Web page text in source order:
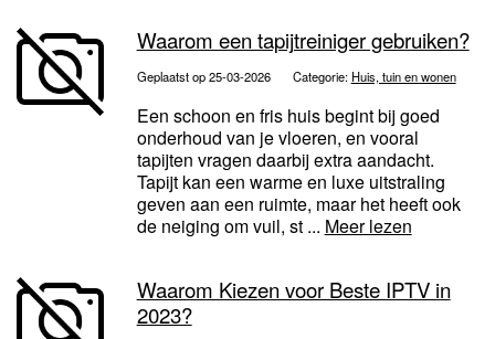
Waarom een tapijtreiniger gebruiken?
Geplaatst op 25-03-2026 Categorie: Huis, tuin en wonen
Een schoon en fris huis begint bij goed
onderhoud van je vloeren, en vooral
tapijten vragen daarbij extra aandacht.
Tapijt kan een warme en luxe uitstraling
geven aan een ruimte, maar het heeft ook
de neiging om vuil, st ... Meer lezen
Waarom Kiezen voor Beste IPTV in
2023?